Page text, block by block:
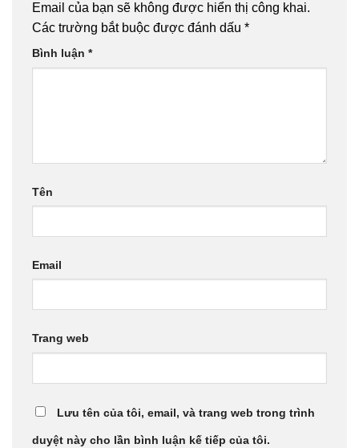
Email của bạn sẽ không được hiển thị công khai.
Các trường bắt buộc được đánh dấu *
Bình luận *
Tên
Email
Trang web
Lưu tên của tôi, email, và trang web trong trình
duyệt này cho lần bình luận kế tiếp của tôi.